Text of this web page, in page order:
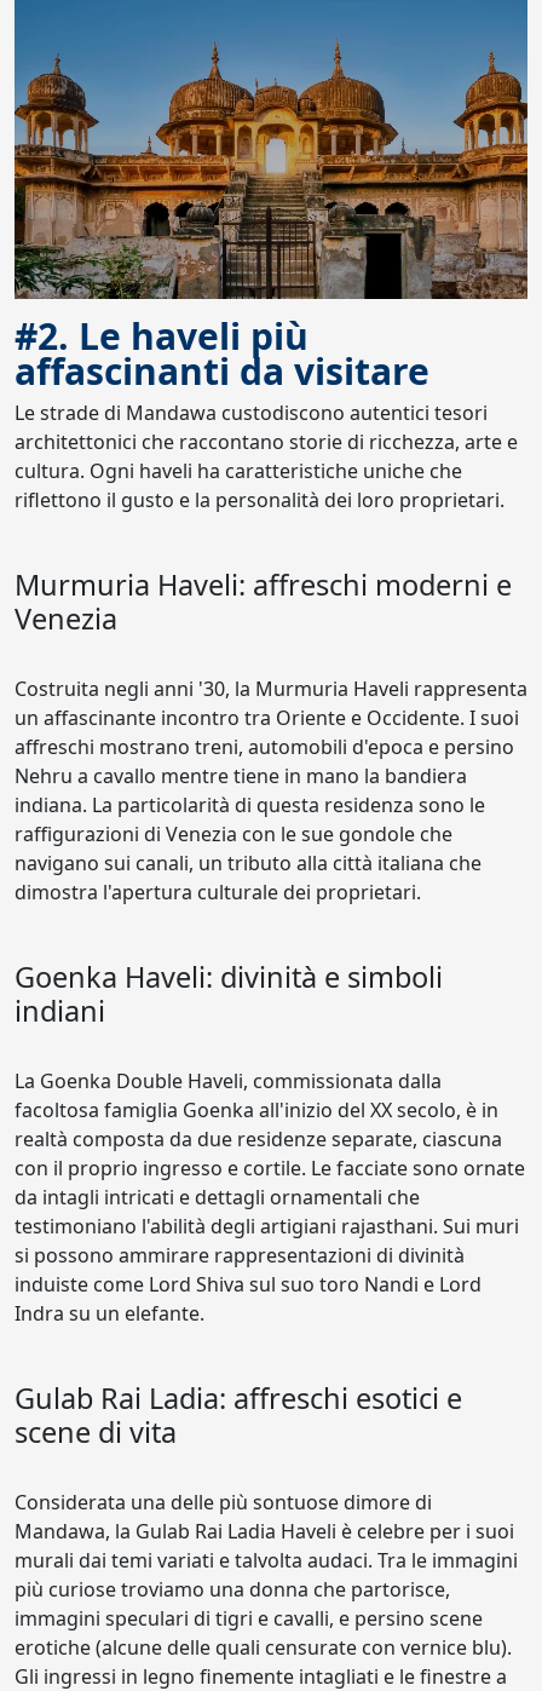
#2. Le haveli più
affascinanti da visitare
Le strade di Mandawa custodiscono autentici tesori
architettonici che raccontano storie di ricchezza, arte e
cultura. Ogni haveli ha caratteristiche uniche che
riflettono il gusto e la personalità dei loro proprietari.
Murmuria Haveli: affreschi moderni e
Venezia
Costruita negli anni '30, la Murmuria Haveli rappresenta
un affascinante incontro tra Oriente e Occidente. I suoi
affreschi mostrano treni, automobili d'epoca e persino
Nehru a cavallo mentre tiene in mano la bandiera
indiana. La particolarità di questa residenza sono le
raffigurazioni di Venezia con le sue gondole che
navigano sui canali, un tributo alla città italiana che
dimostra l'apertura culturale dei proprietari.
Goenka Haveli: divinità e simboli
indiani
La Goenka Double Haveli, commissionata dalla
facoltosa famiglia Goenka all'inizio del XX secolo, è in
realtà composta da due residenze separate, ciascuna
con il proprio ingresso e cortile. Le facciate sono ornate
da intagli intricati e dettagli ornamentali che
testimoniano l'abilità degli artigiani rajasthani. Sui muri
si possono ammirare rappresentazioni di divinità
induiste come Lord Shiva sul suo toro Nandi e Lord
Indra su un elefante.
Gulab Rai Ladia: affreschi esotici e
scene di vita
Considerata una delle più sontuose dimore di
Mandawa, la Gulab Rai Ladia Haveli è celebre per i suoi
murali dai temi variati e talvolta audaci. Tra le immagini
più curiose troviamo una donna che partorisce,
immagini speculari di tigri e cavalli, e persino scene
erotiche (alcune delle quali censurate con vernice blu).
Gli ingressi in legno finemente intagliati e le finestre a